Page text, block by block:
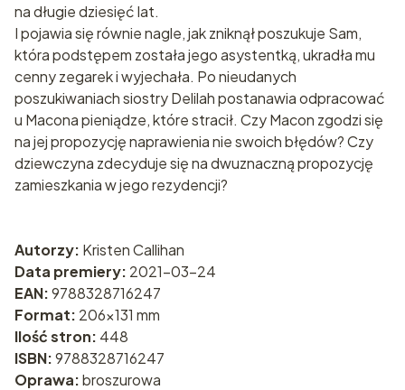
na długie dziesięć lat.
I pojawia się równie nagle, jak zniknął poszukuje Sam,
która podstępem została jego asystentką, ukradła mu
cenny zegarek i wyjechała. Po nieudanych
poszukiwaniach siostry Delilah postanawia odpracować
u Macona pieniądze, które stracił. Czy Macon zgodzi się
na jej propozycję naprawienia nie swoich błędów? Czy
dziewczyna zdecyduje się na dwuznaczną propozycję
zamieszkania w jego rezydencji?
Autorzy: Kristen Callihan
Data premiery: 2021-03-24
EAN:9788328716247
Format: 206x131 mm
Ilość stron: 448
ISBN:9788328716247
Oprawa:broszurowa